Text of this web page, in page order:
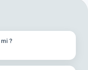
?